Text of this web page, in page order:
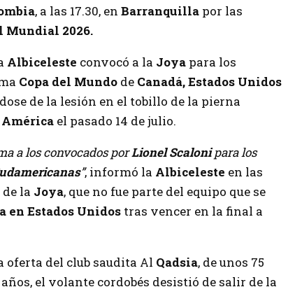
, a las 17.30, en Barranquilla por las
Mundial 2026.
Albiceleste convocó a la Joya para los
Copa del Mundo de Canadá, Estados Unidos
de la lesión en el tobillo de la pierna
América el pasado 14 de julio.
a los convocados porLionel Scalonipara los
”, informó la Albiceleste en las
la Joya, que no fue parte del equipo que se
en Estados Unidos tras vencer en la final a
oferta del club saudita Al Qadsia, de unos 75
el volante cordobés desistió de salir de la